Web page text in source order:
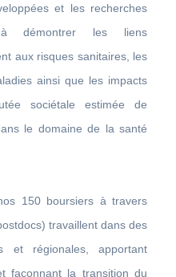
et les recherches
démontrer les liens
aux risques sanitaires, les
ainsi que les impacts
sociétale estimée de
le domaine de la santé
150 boursiers à travers
travaillent dans des
et régionales, apportant
façonnant la transition du